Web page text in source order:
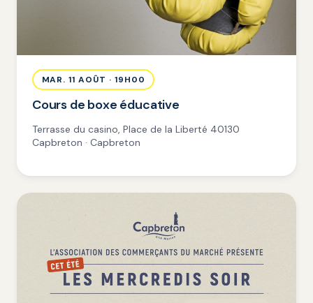
MAR. 11 AOÛT · 19H00
Cours de boxe éducative
Terrasse du casino, Place de la Liberté 40130
Capbreton · Capbreton